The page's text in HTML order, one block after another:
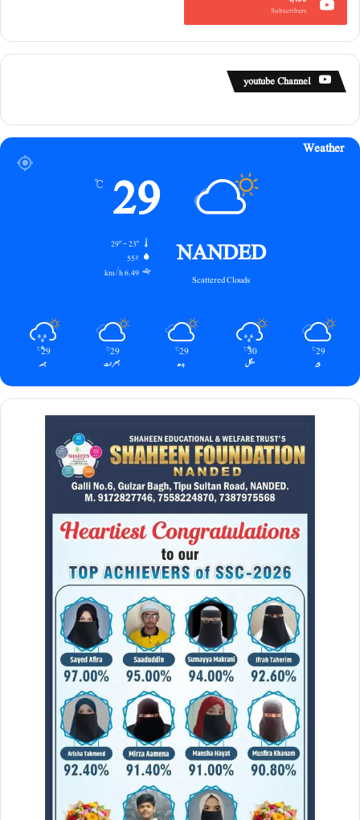
Subscribers
youtube Channel
Weather
NANDED
Scattered Clouds
29
℃
29º - 23º
55%
6.49 km/h
29
℃
پیر
30
℃
منگل
29
℃
بدھ
29
℃
جمعرات
29
℃
جمعہ